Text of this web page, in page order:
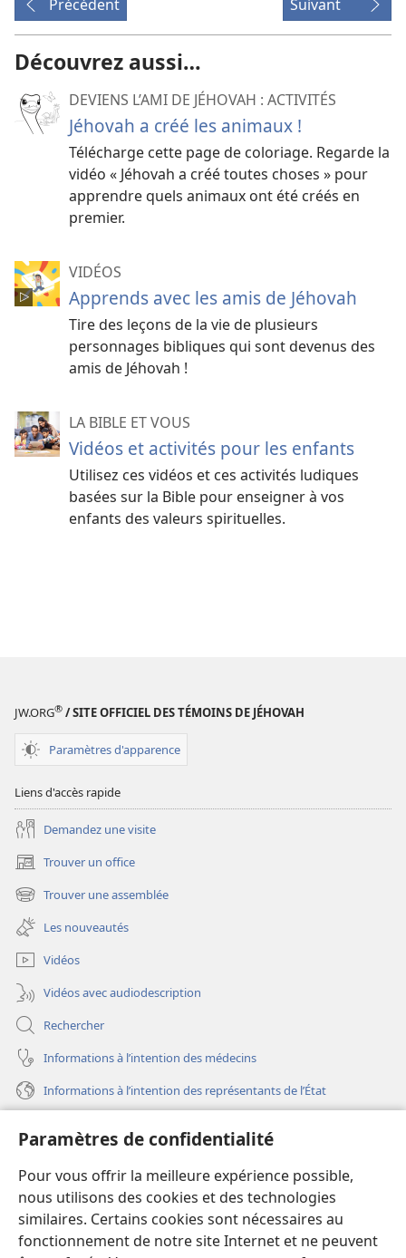
Paramètres de confidentialité
Pour vous offrir la meilleure expérience possible,
nous utilisons des cookies et des technologies
similaires. Certains cookies sont nécessaires au
fonctionnement de notre site Internet et ne peuvent
Précédent Suivant
Découvrez aussi…
DEVIENS L’AMI DE JÉHOVAH : ACTIVITÉS
Jéhovah a créé les animaux !
Télécharge cette page de coloriage. Regarde la
vidéo « Jéhovah a créé toutes choses » pour
apprendre quels animaux ont été créés en
premier.
VIDÉOS
Apprends avec les amis de Jéhovah
Tire des leçons de la vie de plusieurs
personnages bibliques qui sont devenus des
amis de Jéhovah !
LA BIBLE ET VOUS
Vidéos et activités pour les enfants
Utilisez ces vidéos et ces activités ludiques
basées sur la Bible pour enseigner à vos
enfants des valeurs spirituelles.
JW.ORG® / SITE OFFICIEL DES TÉMOINS DE JÉHOVAH
Paramètres d'apparence
Liens d'accès rapide
Demandez une visite
Trouver un office
(ouvre
une
nouvelle
fenêtre)
Trouver une assemblée
(ouvre
une
nouvelle
fenêtre)
Les nouveautés
Vidéos
Vidéos avec audiodescription
Rechercher
Informations à l’intention des médecins
Informations à l’intention des représentants de l’État
(ouvre
une
nouvelle
fenêtre)
Bibliothèque en ligne
(ouvre
une
®